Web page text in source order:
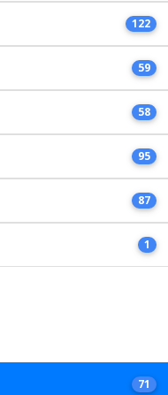
122
59
58
95
87
1
71